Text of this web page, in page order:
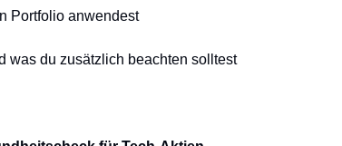
Portfolio anwendest
was du zusätzlich beachten solltest